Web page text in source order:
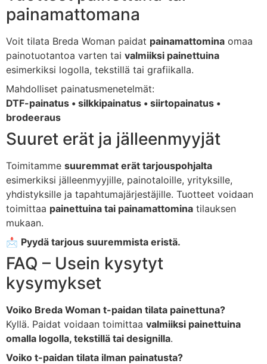
painamattomana
Voit tilata Breda Woman paidat painamattomina omaa
painotuotantoa varten tai valmiiksi painettuina
esimerkiksi logolla, tekstillä tai grafiikalla.
Mahdolliset painatusmenetelmät:
DTF-painatus • silkkipainatus • siirtopainatus •
brodeeraus
Suuret erät ja jälleenmyyjät
Toimitamme suuremmat erät tarjouspohjalta
esimerkiksi jälleenmyyjille, painotaloille, yrityksille,
yhdistyksille ja tapahtumajärjestäjille. Tuotteet voidaan
toimittaa painettuina tai painamattomina tilauksen
mukaan.
📩 Pyydä tarjous suuremmista eristä.
FAQ – Usein kysytyt
kysymykset
Voiko Breda Woman t-paidan tilata painettuna?
Kyllä. Paidat voidaan toimittaa valmiiksi painettuina
omalla logolla, tekstillä tai designilla.
Voiko t-paidan tilata ilman painatusta?